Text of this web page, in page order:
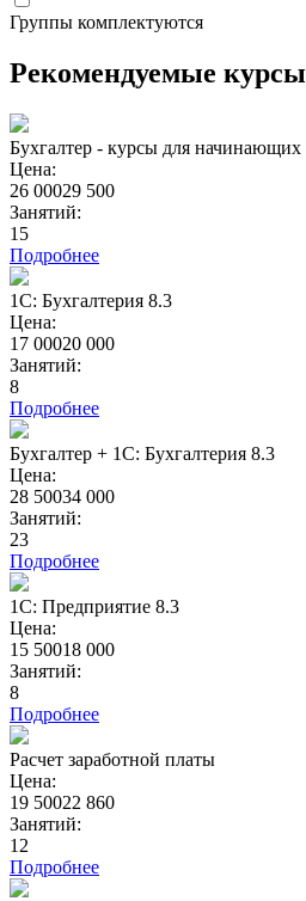
Группы комплектуются
Рекомендуемые курсы
Бухгалтер - курсы для начинающих
Цена:
26 00029 500
Занятий:
15
Подробнее
1С: Бухгалтерия 8.3
Цена:
17 00020 000
Занятий:
8
Подробнее
Бухгалтер + 1С: Бухгалтерия 8.3
Цена:
28 50034 000
Занятий:
23
Подробнее
1С: Предприятие 8.3
Цена:
15 50018 000
Занятий:
8
Подробнее
Расчет заработной платы
Цена:
19 50022 860
Занятий:
12
Подробнее